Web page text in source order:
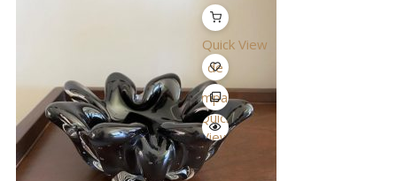
Quick View
Lista
de
Desejo
Comparar
Quick
View